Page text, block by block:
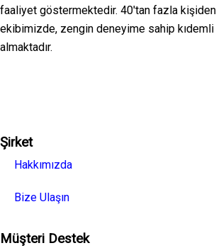
faaliyet göstermektedir. 40'tan fazla
ekibimizde, zengin deneyime sahip
almaktadır.
Şirket
Hakkımızda
Bize Ulaşın
Müşteri Destek